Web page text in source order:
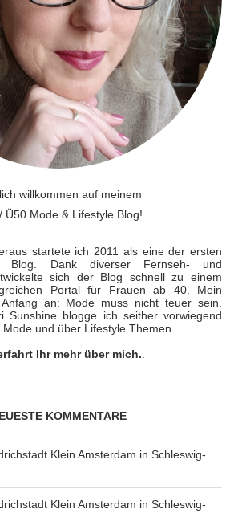
willkommen auf meinem
Ü50 Mode & Lifestyle Blog!
startete ich 2011 als eine der ersten
Blog. Dank diverser Fernseh- und
sich der Blog schnell zu einem
Portal für Frauen ab 40. Mein
an: Mode muss nicht teuer sein.
Sunshine blogge ich seither vorwiegend
und über Lifestyle Themen.
Ihr mehr über mich.
KOMMENTARE
Klein Amsterdam in Schleswig-
Klein Amsterdam in Schleswig-